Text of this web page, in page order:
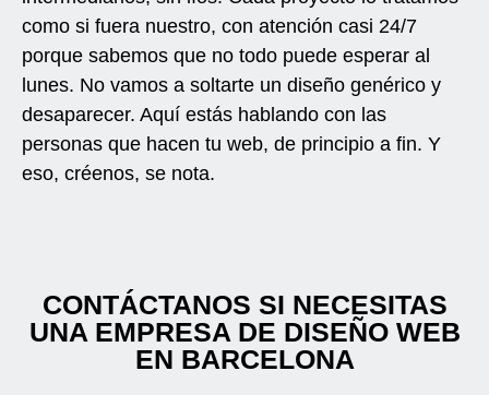
como si fuera nuestro, con atención casi 24/7
porque sabemos que no todo puede esperar al
lunes. No vamos a soltarte un diseño genérico y
desaparecer. Aquí estás hablando con las
personas que hacen tu web, de principio a fin. Y
eso, créenos, se nota.
CONTÁCTANOS SI NECESITAS
UNA EMPRESA DE DISEÑO WEB
EN BARCELONA